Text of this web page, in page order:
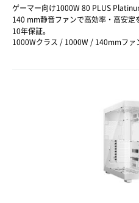
ゲーマー向け1000W 80 PLUS
140 mm静音ファンで高効率・高安
10年保証。
1000Wクラス / 1000W / 140mmファ